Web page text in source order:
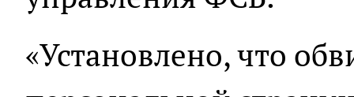
«Установлено, что